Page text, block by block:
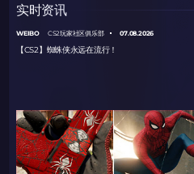
实时资讯
WEIBO CS2玩家社区俱乐部 07.08.2026
【CS2】蜘蛛侠永远在流行！